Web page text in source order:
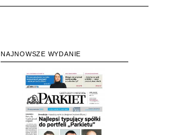
NAJNOWSZE WYDANIE